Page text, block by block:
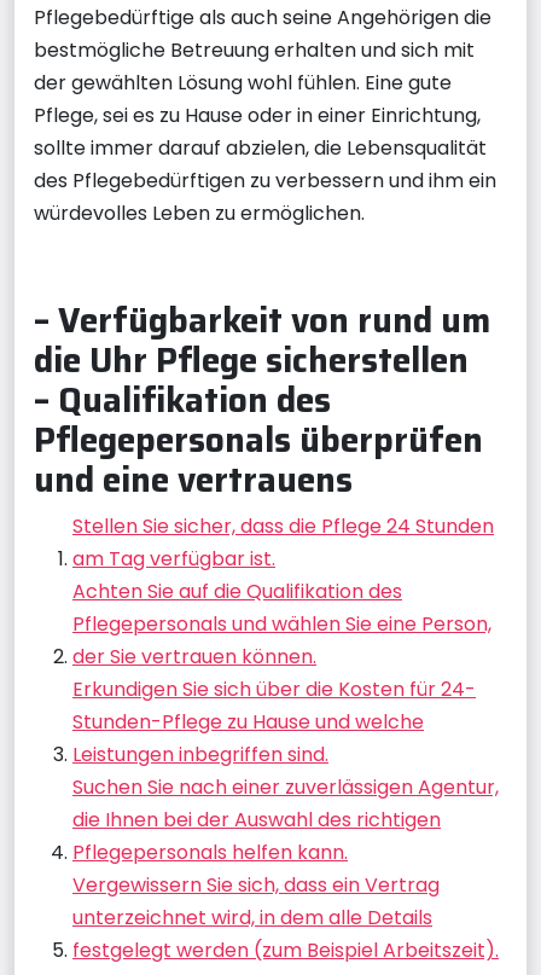
Pflegebedürftige als auch seine Angehörigen die
bestmögliche Betreuung erhalten und sich mit
der gewählten Lösung wohl fühlen. Eine gute
Pflege, sei es zu Hause oder in einer Einrichtung,
sollte immer darauf abzielen, die Lebensqualität
des Pflegebedürftigen zu verbessern und ihm ein
würdevolles Leben zu ermöglichen.
– Verfügbarkeit von rund um
die Uhr Pflege sicherstellen
– Qualifikation des
Pflegepersonals überprüfen
und eine vertrauens
Stellen Sie sicher, dass die Pflege 24 Stunden
am Tag verfügbar ist.
Achten Sie auf die Qualifikation des
Pflegepersonals und wählen Sie eine Person,
der Sie vertrauen können.
Erkundigen Sie sich über die Kosten für 24-
Stunden-Pflege zu Hause und welche
Leistungen inbegriffen sind.
Suchen Sie nach einer zuverlässigen Agentur,
die Ihnen bei der Auswahl des richtigen
Pflegepersonals helfen kann.
Vergewissern Sie sich, dass ein Vertrag
unterzeichnet wird, in dem alle Details
festgelegt werden (zum Beispiel Arbeitszeit).